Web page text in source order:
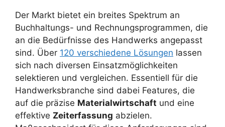
Der Markt bietet ein breites Spektrum an
Buchhaltungs- und Rechnungsprogrammen, die
an die Bedürfnisse des Handwerks angepasst
sind. Über 120 verschiedene Lösungen lassen
sich nach diversen Einsatzmöglichkeiten
selektieren und vergleichen. Essentiell für die
Handwerksbranche sind dabei Features, die
auf die präzise Materialwirtschaft und eine
effektive Zeiterfassung abzielen.